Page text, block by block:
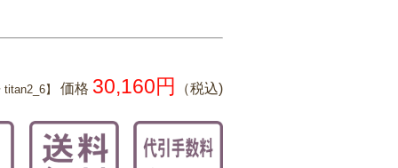
titan2_6】 価格 30,160円 （税込)